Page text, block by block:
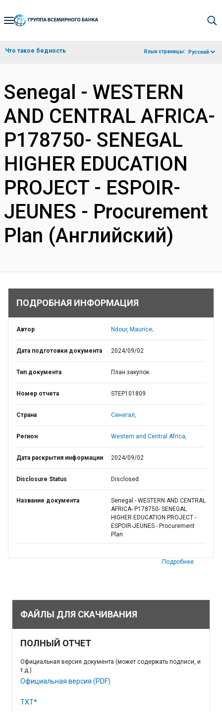
Skip
Navigation
Что такое бедность Язык страницы: Русский
Senegal - WESTERN
AND CENTRAL AFRICA-
P178750- SENEGAL
HIGHER EDUCATION
PROJECT - ESPOIR-
JEUNES - Procurement
Plan (Английский)
ПОДРОБНАЯ ИНФОРМАЦИЯ
Автор Ndour, Maurice;
Дата подготовки документа 2024/09/02
Тип документа План закупок
Номер отчета STEP101809
Страна Сенегал,
Регион Western and Central Africa,
Дата раскрытия информации 2024/09/02
Disclosure Status Disclosed
Название документа
Senegal - WESTERN AND CENTRAL
AFRICA- P178750- SENEGAL
HIGHER EDUCATION PROJECT -
ESPOIR-JEUNES - Procurement
Plan
Подробнее
ФАЙЛЫ ДЛЯ СКАЧИВАНИЯ
ПОЛНЫЙ ОТЧЕТ
Официальная версия документа (может содержать подписи, и
т.д.)
Официальная версия (PDF)
TXT*